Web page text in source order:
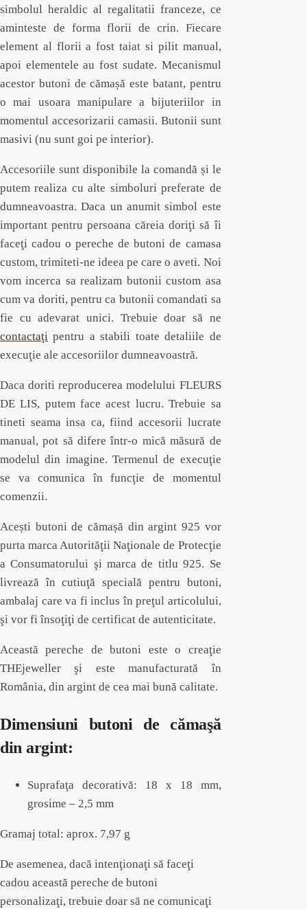
simbolul heraldic al regalitatii franceze, ce
aminteste de forma florii de crin. Fiecare
element al florii a fost taiat si pilit manual,
apoi elementele au fost sudate. Mecanismul
acestor butoni de cămașă este batant, pentru
o mai usoara manipulare a bijuteriilor in
momentul accesorizarii camasii. Butonii sunt
masivi (nu sunt goi pe interior).
Accesoriile sunt disponibile la comandă și le
putem realiza cu alte simboluri preferate de
dumneavoastra. Daca un anumit simbol este
important pentru persoana căreia doriţi să îi
faceţi cadou o pereche de butoni de camasa
custom, trimiteti-ne ideea pe care o aveti. Noi
vom incerca sa realizam butonii custom asa
cum va doriti, pentru ca butonii comandati sa
fie cu adevarat unici. Trebuie doar să ne
contactaţi pentru a stabili toate detaliile de
execuţie ale accesoriilor dumneavoastră.
Daca doriti reproducerea modelului FLEURS
DE LIS, putem face acest lucru. Trebuie sa
tineti seama insa ca, fiind accesorii lucrate
manual, pot să difere într-o mică măsură de
modelul din imagine. Termenul de execuţie
se va comunica în funcţie de momentul
comenzii.
Acești butoni de cămașă din argint 925 vor
purta marca Autorităţii Naţionale de Protecţie
a Consumatorului şi marca de titlu 925. Se
livrează în cutiuţă specială pentru butoni,
ambalaj care va fi inclus în preţul articolului,
şi vor fi însoţiţi de certificat de autenticitate.
Această pereche de butoni este o creaţie
THEjeweller şi este manufacturată în
România, din argint de cea mai bună calitate.
Dimensiuni butoni de cămaşă
din argint:
Suprafaţa decorativă: 18 x 18 mm,
grosime – 2,5 mm
Gramaj total: aprox. 7,97 g
De asemenea, dacă intenţionaţi să faceţi
cadou această pereche de butoni
personalizaţi, trebuie doar să ne comunicaţi